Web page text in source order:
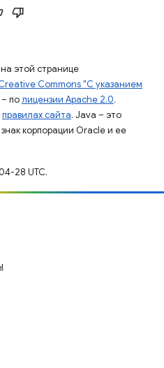
этой странице
Commons "С указанием
полицензии Apache 2.0.
правилах сайта. Java – это
корпорации Oracle и ее
28 UTC.